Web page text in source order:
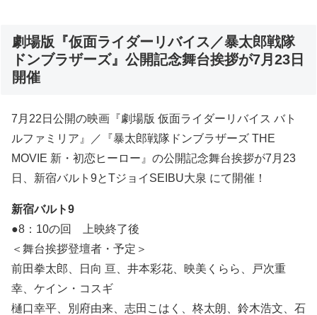
劇場版『仮面ライダーリバイス／暴太郎戦隊
ドンブラザーズ』公開記念舞台挨拶が7月23日
開催
7月22日公開の映画『劇場版 仮面ライダーリバイス バト
ルファミリア』／『暴太郎戦隊ドンブラザーズ THE
MOVIE 新・初恋ヒーロー』の公開記念舞台挨拶が7月23
日、新宿バルト9とTジョイSEIBU大泉 にて開催！
新宿バルト9
●8：10の回 上映終了後
＜舞台挨拶登壇者・予定＞
前田拳太郎、日向 亘、井本彩花、映美くらら、戸次重
幸、ケイン・コスギ
樋口幸平、別府由来、志田こはく、柊太朗、鈴木浩文、石